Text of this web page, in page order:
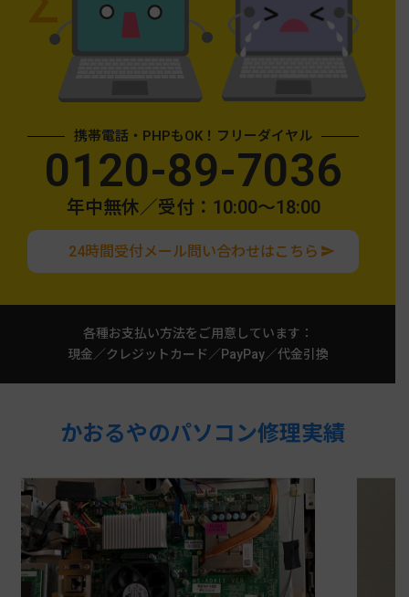
携帯電話・PHPもOK！フリーダイヤル
0120-89-7036
年中無休／受付：10:00〜18:00
24時間受付メール問い合わせはこちら
各種お支払い方法をご用意しています：
現金／クレジットカード／PayPay／代金引換
かおるやのパソコン修理実績